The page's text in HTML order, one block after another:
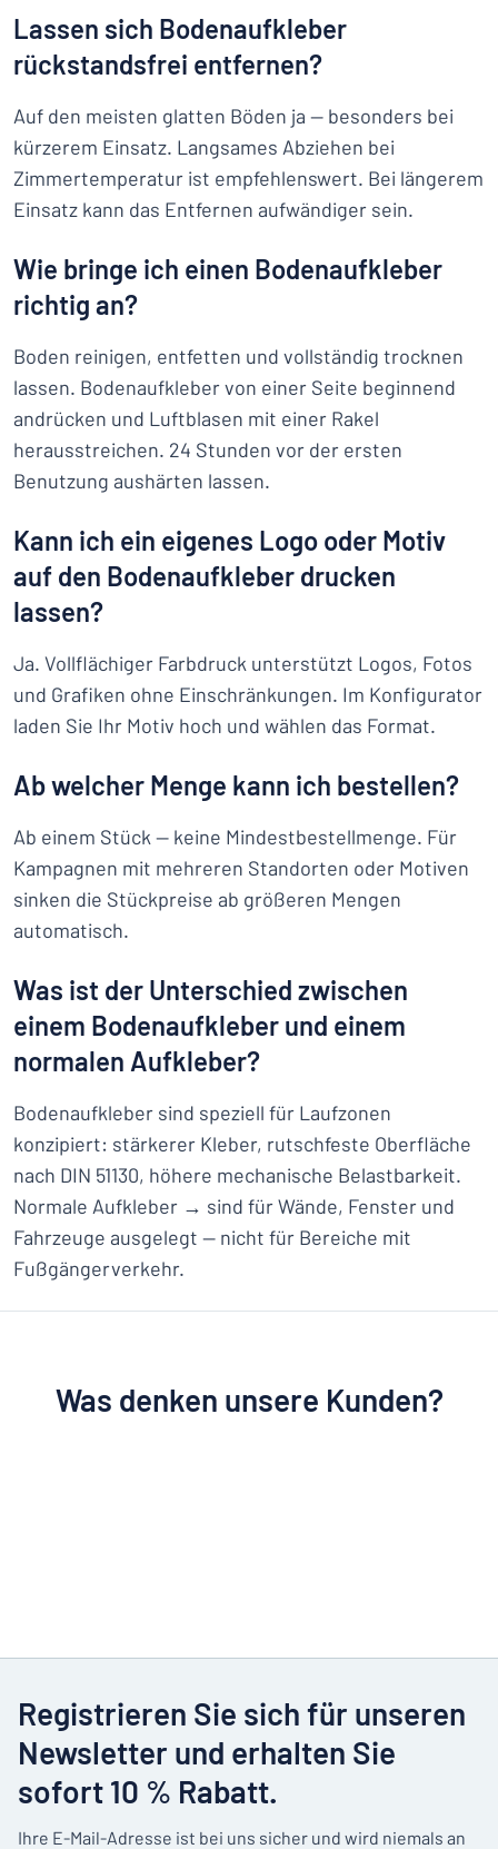
Lassen sich Bodenaufkleber
rückstandsfrei entfernen?
Auf den meisten glatten Böden ja — besonders bei
kürzerem Einsatz. Langsames Abziehen bei
Zimmertemperatur ist empfehlenswert. Bei längerem
Einsatz kann das Entfernen aufwändiger sein.
Wie bringe ich einen Bodenaufkleber
richtig an?
Boden reinigen, entfetten und vollständig trocknen
lassen. Bodenaufkleber von einer Seite beginnend
andrücken und Luftblasen mit einer Rakel
herausstreichen. 24 Stunden vor der ersten
Benutzung aushärten lassen.
Kann ich ein eigenes Logo oder Motiv
auf den Bodenaufkleber drucken
lassen?
Ja. Vollflächiger Farbdruck unterstützt Logos, Fotos
und Grafiken ohne Einschränkungen. Im Konfigurator
laden Sie Ihr Motiv hoch und wählen das Format.
Ab welcher Menge kann ich bestellen?
Ab einem Stück — keine Mindestbestellmenge. Für
Kampagnen mit mehreren Standorten oder Motiven
sinken die Stückpreise ab größeren Mengen
automatisch.
Was ist der Unterschied zwischen
einem Bodenaufkleber und einem
normalen Aufkleber?
Bodenaufkleber sind speziell für Laufzonen
konzipiert: stärkerer Kleber, rutschfeste Oberfläche
nach DIN 51130, höhere mechanische Belastbarkeit.
Normale Aufkleber → sind für Wände, Fenster und
Fahrzeuge ausgelegt — nicht für Bereiche mit
Fußgängerverkehr.
Was denken unsere Kunden?
Registrieren Sie sich für unseren
Newsletter und erhalten Sie
sofort 10 % Rabatt.
Ihre E-Mail-Adresse ist bei uns sicher und wird niemals an